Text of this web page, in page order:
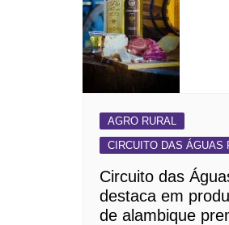
AGRO RURAL
CIRCUITO DAS ÁGUAS
Circuito das
destaca em
de alambique